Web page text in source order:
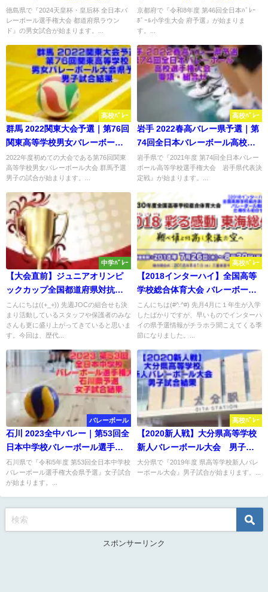
県ラウンド 試合結果
徳島県で『2024天皇杯・皇后杯 全日本バ
レーボール選手権大会 都道府県ラウン
ド』の男女試合が始まります。...
試合結果
京都府で『令和8年度 第46回全日本ﾊﾞﾚｰ
ﾎﾞｰﾙ小学生大会 府予選』が始まりま
す。...
高校ﾊﾞﾚｰ
群馬 2022関東大会予選｜第76回
関東高等学校男女バレーボール
大会県予選 男子試合結果
2022年度初めての大会である第76回関東
高等学校男女バレーボール大会 群馬予選
男子の試合が始まります。...
高校ﾊﾞﾚｰ
岩手 2022春高バレー県予選｜第
74回全日本バレーボール高校選
手権大会 要項・組合せ
岩手県で『2021年度 第74回全日本バレー
ボール高等学校選手権大会 岩手県代表決
定戦』が始まります。...
中学ﾊﾞﾚｰ
【大会直前】ジュニアオリンピ
ックカップ全国都道府県対抗中
学バレーボール大会（JOC）
歴代成績＆個人賞
こんにちは((+_+)) 先週JOCの組合せも決
まり活動しているスタッフや保護者のみな
さんも更に盛り上がってきていると思いま
す。今回は、歴代...
高校ﾊﾞﾚｰ
【2018インターハイ】全国高等
学校総合体育大会 バレーボール
各県予選 要項・組合せ・結果
こんにちは(#^.^#) 先月4月に１年生が入学
したばかりですが、早いものでインターハ
イの県予選情報がチラホラ聞こえてくる季
節になりました。...
バレーボール
石川 2023全中バレー｜第53回全
日本中学校バレーボール選手権
大会県予選 女子結果
石川県で『令和5年度 第53回全日本中学校
バレーボール選手権大会県予選』女子試合
が始まります。...
高校ﾊﾞﾚｰ
【2020新人戦】大分県高等学校
新人バレーボール大会 男子試
合結果
大分県で『2019年度 県高等学校新人バレ
ーボール大会』男子試合が始まります。...
スポンサーリンク